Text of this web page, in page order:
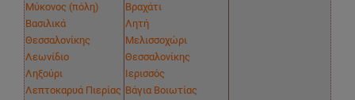
Μύκονος (πόλη)
Βασιλικά
Θεσσαλονίκης
Λεωνίδιο
Ληξούρι
Λεπτοκαρυά Πιερίας
Βραχάτι
Λητή
Μελισσοχώρι
Θεσσαλονίκης
Ιερισσός
Βάγια Βοιωτίας